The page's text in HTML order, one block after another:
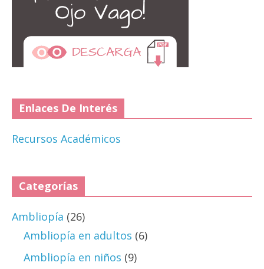
Enlaces De Interés
Recursos Académicos
Categorías
Ambliopía (26)
Ambliopía en adultos (6)
Ambliopía en niños (9)